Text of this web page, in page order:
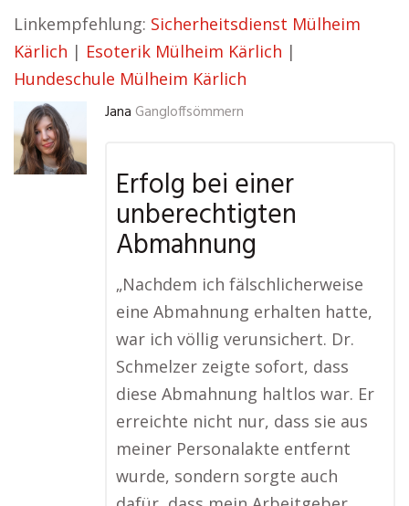
Linkempfehlung: Sicherheitsdienst Mülheim
Kärlich | Esoterik Mülheim Kärlich |
Hundeschule Mülheim Kärlich
Jana Gangloffsömmern
Erfolg bei einer
unberechtigten
Abmahnung
„Nachdem ich fälschlicherweise
eine Abmahnung erhalten hatte,
war ich völlig verunsichert. Dr.
Schmelzer zeigte sofort, dass
diese Abmahnung haltlos war. Er
erreichte nicht nur, dass sie aus
meiner Personalakte entfernt
wurde, sondern sorgte auch